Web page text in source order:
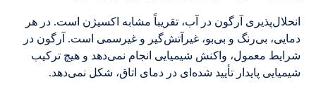
انحلال‌پذیری آرگون در آب، تقریباً مشابه اکسیژن است. در هر
دمایی، بی‌رنگ و بی‌بو، غیرآتش‌گیر و غیرسمی است. آرگون در
شرایط معمول، واکنش شیمیایی انجام نمی‌دهد و هیچ ترکیب
شیمیایی پایدار تأیید شده‌ای در دمای اتاق، شکل نمی‌دهد.